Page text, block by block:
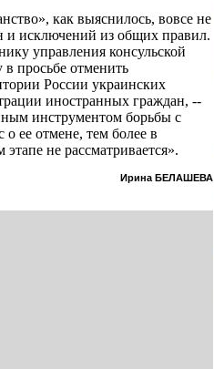
как выяснилось, вовсе не
и исключений из общих правил.
управления консульской
просьбе отменить
России украинских
иностранных граждан, --
инструментом борьбы с
ее отмене, тем более в
не рассматривается».
Ирина БЕЛАШЕВА